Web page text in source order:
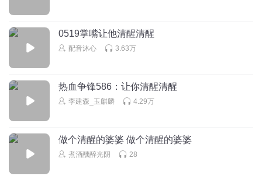
0519掌嘴让他清醒清醒
配音沐心 3.63万
热血争锋586：让你清醒清醒
李建森_玉麒麟 4.29万
做个清醒的婆婆 做个清醒的婆婆
煮酒醺醉光阴 28